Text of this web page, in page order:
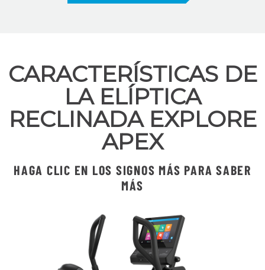
CARACTERÍSTICAS DE
LA ELÍPTICA
RECLINADA EXPLORE
APEX
HAGA CLIC EN LOS SIGNOS MÁS PARA SABER
MÁS